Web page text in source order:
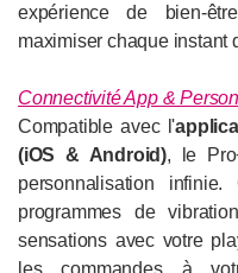
expérience de bien-
maximiser chaque instant
Connectivité App &
Compatible avec l'
(iOS & Android), le
personnalisation
programmes de
sensations avec votre
les commandes à